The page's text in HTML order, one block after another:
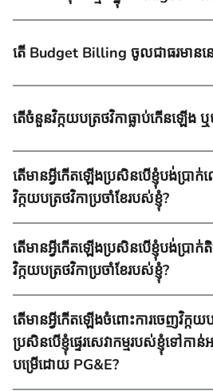
តើ Budget Billing ចូលជាធរមាន
តើចំនួនវិក្កយបត្រថវិកាធ្លាប់កើនឡើង
តើមានអ្វីកើតឡើងប្រសិនបើខ្ញុំបង់ប្រ
វិក្កយបត្រថវិកាប្រចាំខែរបស់ខ្ញុំ?
តើមានអ្វីកើតឡើងប្រសិនបើខ្ញុំបង់ប្រា
វិក្កយបត្រថវិកាប្រចាំខែរបស់ខ្ញុំ?
តើមានអ្វីកើតឡើងចំពោះការចេញវិក្កយ
ប្រសិនបើខ្ញុំផ្ទេរសេវាកម្មរបស់ខ្ញុំទៅកា
បម្រើដោយ PG&E?